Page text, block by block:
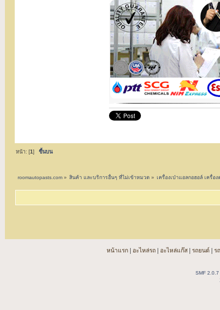
หน้า: [1] ขึ้นบน
roomautopasts.com» สินค้า และบริการอื่นๆ ที่ไม่เข้าหมวด » เครื่องเป่าแอลกอฮอล์ เครื่อ
หน้าแรก อะไหล่รถ อะไหล่แก๊ส รถยนต์ ร
SMF 2.0.7